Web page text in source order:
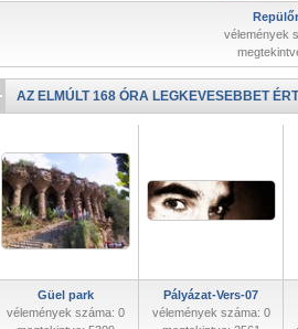
vélemények
AZ ELMÚLT 168 ÓRA LEGKEVESEBBET
Güel park
vélemények száma: 0
Pályázat-Vers-07
vélemények száma: 0